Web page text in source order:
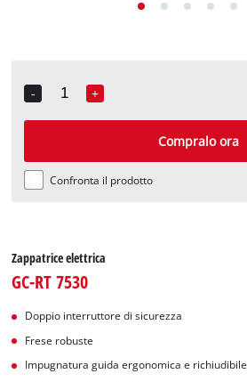
-
Quantity
+
Compralo ora
Confronta il prodotto
Zappatrice elettrica
GC-RT 7530
Doppio interruttore di sicurezza
Frese robuste
Impugnatura guida ergonomica e richiudibile